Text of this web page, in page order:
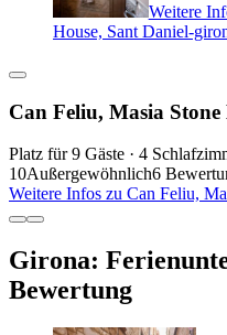
Weitere
House, Sant Daniel-
Can Feliu, Masia
Platz für 9 Gäste · 4
10Außergewöhnlich6
Weitere Infos zu Can Feliu,
Girona:
Bewertung